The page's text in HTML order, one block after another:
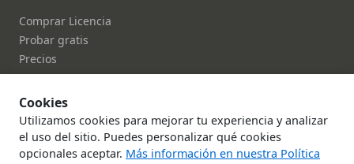
Cookies
Utilizamos cookies para mejorar tu experiencia y analizar
el uso del sitio. Puedes personalizar qué cookies
opcionales aceptar. Más información en nuestra Política
Comprar Licencia
Probar gratis
Precios
FAQ
DOCUMENTACIÓN
Documentación
Referencia API